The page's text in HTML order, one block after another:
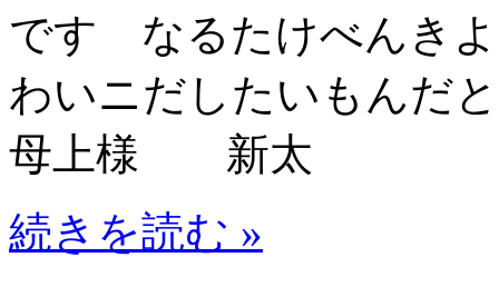
です なるたけべんき
わいニだしたいもんだ
母上様 新太
続きを読む »